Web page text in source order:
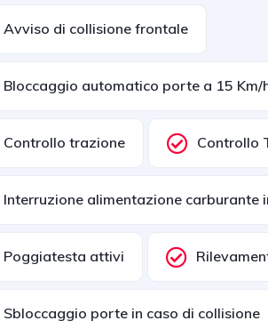
Avviso di collisione frontale
Bloccaggio automatico porte a 15 Km/
Controllo trazione Controllo
Interruzione alimentazione carburante
Poggiatesta attivi
Sbloccaggio porte in caso di collisione